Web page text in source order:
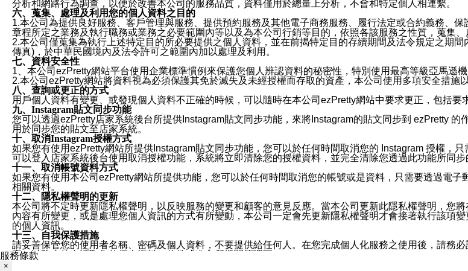
分析和網路行為調查，以便於改善本公司的服務品質，資料僅用於總量上分析，不會和特定個人相連繫。
六、蒐集、處理及利用您的個人資料之目的
1.本公司為提供良好服務、客戶管理與服務、提供預約服務及其他電子商務服務、履行法定或合約義務、
章程所定之業務及執行職務或業務之必要範圍內等以及為本公司行銷等目的，依照各該服務之性質，蒐集、
2.本公司僅蒐集為執行上述特定目的所必要提供之個人資料，並在前揭特定目的存續期間及法令規定之期
傳真)，於中華民國境內及法令許可之範圍內加以處理及利用。
七、資料安全性
1、本公司ezPretty網站平台使用企業標準慣例來保護您個人辨認資料的秘密性，特別使用最高等級亞馬遜
2.本公司ezPretty網站將資料視為必須保護其免於滅失及未經授權而存取的資產，本公司使用多項安全措施
八、查詢或更正的方式
用戶個人資料有變更、或發現個人資料不正確的時候，可以隨時在本公司ezPretty網站中要求更正，包括要
九、Instagram貼文同步功能
您可以透過ezPretty店家系統後台所提供Instagram貼文同步功能，來將Instagram的貼文同步到 ezPretty
用於同步您的貼文至店家系統。
十、取消Instagram授權方式
如果您有使用ezPretty網站所提供Instagram貼文同步功能，您可以於任何時間取消您的 Instagram 授權，
可以登入店家系統後台使用取消授權功能，系統將立即清除您的授權資料，並完全清除您透過此功能所同步
十一、取消帳號資料方式
如果您有使用本公司ezPretty網站所提供功能，您可以於任何時間取消您的帳號或是資料，只需要透過電子
相關資料。
十二、隱私權聲明的更新
本公司將不定時更新隱私權聲明，以反映服務的變更和顧客的意見反應。當本公司更新此隱私權聲明，您
內容有所變更，或是處理您個人資訊的方式有所變動，本公司一定會先更新隱私權聲明才會接著執行該項
的個人資訊。
十三、自我保護措施
請妥善保管您的使用者名稱、密碼及個人資料，不要提供給任何人。在您完成個人化服務之使用後，請務
窗，以防止他人讀取您的個人資料、信件或進入所機關管理區。
服務條款
×